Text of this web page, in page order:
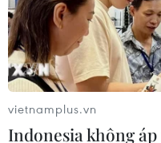
vietnamplus.vn
Indonesia không